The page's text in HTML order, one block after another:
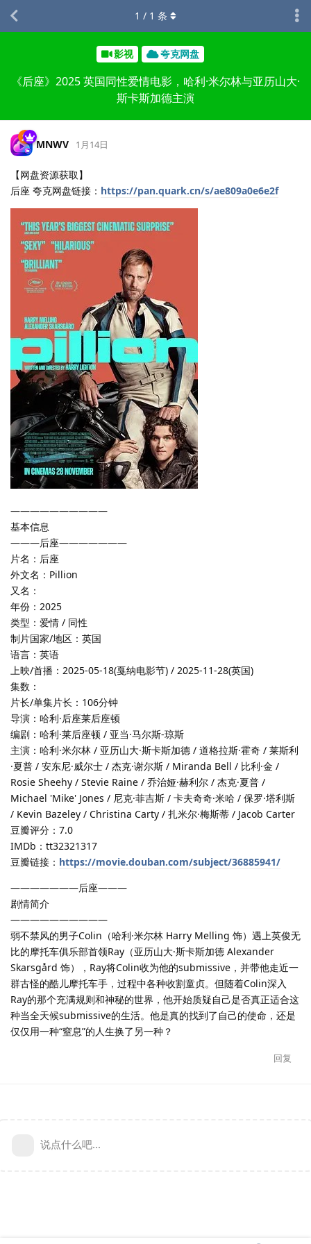
影视 夸克网盘
《后座》2025 英国同性爱情电影，哈利·米尔林与亚历山大·
斯卡斯加德主演
1 / 1 条
MNWV 1月14日
【网盘资源获取】
后座 夸克网盘链接： https://pan.quark.cn/s/ae809a0e6e2f
——————————
基本信息
———后座———————
片名：后座
外文名：Pillion
又名：
年份：2025
类型：爱情 / 同性
制片国家/地区：英国
语言：英语
上映/首播：2025-05-18(戛纳电影节) / 2025-11-28(英国)
集数：
片长/单集片长：106分钟
导演：哈利·后座莱后座顿
编剧：哈利·莱后座顿 / 亚当·马尔斯-琼斯
主演：哈利·米尔林 / 亚历山大·斯卡斯加德 / 道格拉斯·霍奇 / 莱斯利
·夏普 / 安东尼·威尔士 / 杰克·谢尔斯 / Miranda Bell / 比利·金 /
Rosie Sheehy / Stevie Raine / 乔治娅·赫利尔 / 杰克·夏普 /
Michael 'Mike' Jones / 尼克·菲吉斯 / 卡夫奇奇·米哈 / 保罗·塔利斯
/ Kevin Bazeley / Christina Carty / 扎米尔·梅斯蒂 / Jacob Carter
豆瓣评分：7.0
IMDb：tt32321317
豆瓣链接： https://movie.douban.com/subject/36885941/
———————后座———
剧情简介
——————————
弱不禁风的男子Colin（哈利·米尔林 Harry Melling 饰）遇上英俊无
比的摩托车俱乐部首领Ray（亚历山大·斯卡斯加德 Alexander
Skarsgård 饰），Ray将Colin收为他的submissive，并带他走近一
群古怪的酷儿摩托车手，过程中各种收割童贞。但随着Colin深入
Ray的那个充满规则和神秘的世界，他开始质疑自己是否真正适合这
种当全天候submissive的生活。他是真的找到了自己的使命，还是
仅仅用一种“窒息”的人生换了另一种？
回复
说点什么吧...